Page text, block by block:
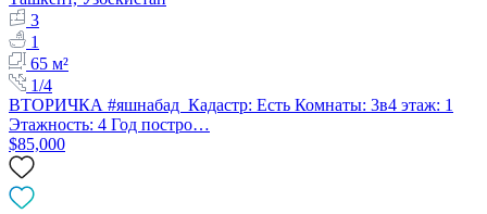
3
1
65 м²
1/4
ВТОРИЧКА #яшнабад Кадастр: Есть Комнаты: 3в4 этаж: 1
Этажность: 4 Год постро…
$85,000